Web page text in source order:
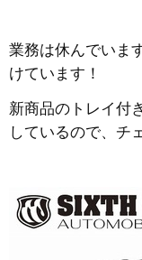
業務は休んでいま
けています！
新商品のトレイ付
しているので、チ